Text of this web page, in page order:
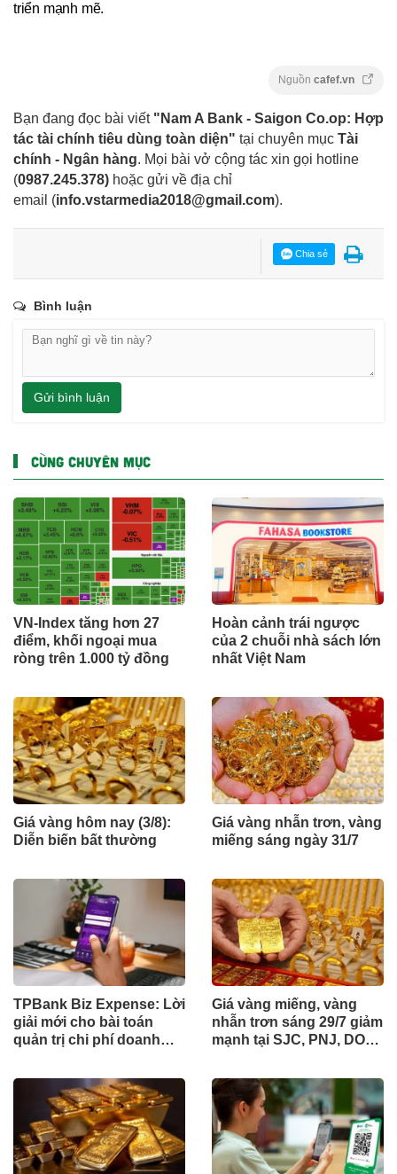
triển mạnh mẽ.
Nguồn cafef.vn
Bạn đang đọc bài viết "Nam A Bank - Saigon Co.op: Hợp
tác tài chính tiêu dùng toàn diện" tại chuyên mục Tài
chính - Ngân hàng. Mọi bài vở cộng tác xin gọi hotline
(0987.245.378) hoặc gửi về địa chỉ
email (info.vstarmedia2018@gmail.com).
Chia sẻ
Bình luận
Gửi bình luận
CÙNG CHUYÊN MỤC
VN-Index tăng hơn 27
điểm, khối ngoại mua
ròng trên 1.000 tỷ đồng
Hoàn cảnh trái ngược
của 2 chuỗi nhà sách lớn
nhất Việt Nam
Giá vàng hôm nay (3/8):
Diễn biến bất thường
Giá vàng nhẫn trơn, vàng
miếng sáng ngày 31/7
TPBank Biz Expense: Lời
giải mới cho bài toán
quản trị chi phí doanh
Giá vàng miếng, vàng
nhẫn trơn sáng 29/7 giảm
mạnh tại SJC, PNJ, DOJI,
Tín Mạnh Hải, ...